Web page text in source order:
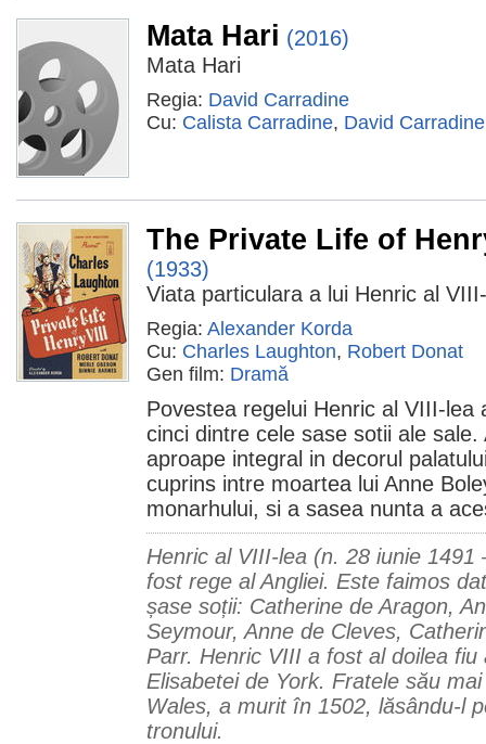
Mata Hari (2016)
Mata Hari
Regia: David Carradine
Cu: Calista Carradine, David Carradine
The Private Life of
(1933)
Viata particulara a lui Henric al
Regia: Alexander Korda
Cu: Charles Laughton, Robert Donat
Gen film: Dramă
Povestea regelui Henric al VIII-lea
cinci dintre cele sase sotii ale
aproape integral in decorul
cuprins intre moartea lui Anne
monarhului, si a sasea nunta a
Henric al VIII-lea (n. 28 iunie 1491
fost rege al Angliei. Este faimos
șase soții: Catherine de Aragon,
Seymour, Anne de Cleves,
Parr. Henric VIII a fost al doilea fiu
Elisabetei de York. Fratele său
Wales, a murit în 1502, lăsându-l
tronului.